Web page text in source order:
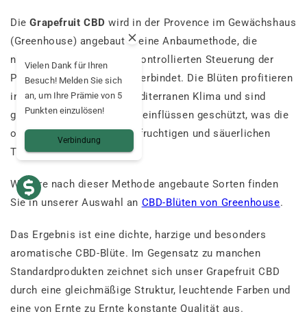
DieGrapefruit CBD wird in der Provence im Gewächshaus
(Greenhouse) angebaut – eine Anbaumethode, die
natürliches Licht mit der kontrollierten Steuerung der
Produktionsbedingungen verbindet. Die Blüten profitieren
in vollem Umfang vom mediterranen Klima und sind
gleichzeitig vor Witterungseinflüssen geschützt, was die
optimale Entwicklung der fruchtigen und säuerlichen
Terpene fördert.
Weitere nach dieser Methode angebaute Sorten finden
Sie in unserer Auswahl an CBD-Blüten von Greenhouse.
Das Ergebnis ist eine dichte, harzige und besonders
aromatische CBD-Blüte. Im Gegensatz zu manchen
Standardprodukten zeichnet sich unser Grapefruit CBD
durch eine gleichmäßige Struktur, leuchtende Farben und
eine von Ernte zu Ernte konstante Qualität aus.
Vielen Dank für Ihren
Besuch! Melden Sie sich
an, um Ihre Prämie von 5
Punkten einzulösen!
Verbindung